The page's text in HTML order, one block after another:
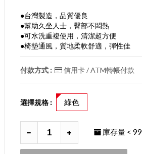
●台灣製造，品質優良
●幫助久坐人士，臀部不悶熱
●可水洗重複使用，清潔超方便
●椅墊通風，質地柔軟舒適，彈性佳
付款方式 : 信用卡 / ATM轉帳付款
選擇規格 : 綠色
庫存量 < 99